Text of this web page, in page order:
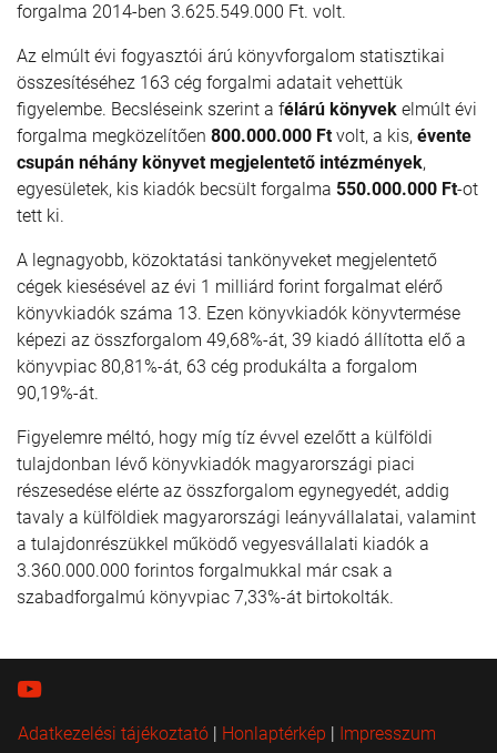
forgalma 2014-ben 3.625.549.000 Ft. volt.
Az elmúlt évi fogyasztói árú könyvforgalom statisztikai
összesítéséhez 163 cég forgalmi adatait vehet­tük
figyelembe. Becsléseink szerint a félárú könyvek elmúlt évi
forgalma megközelítően 800.000.000 Ft volt, a kis, évente
csupán néhány könyvet megjelentető intézmények,
egyesületek, kis kiadók becsült forgalma 550.000.000 Ft-ot
tett ki.
A legnagyobb, közoktatási tankönyveket megjelentető
cégek kiesésével az évi 1 milliárd forint for­gal­mat elérő
könyvkiadók száma 13. Ezen könyvkiadók könyvtermése
képezi az összforgalom 49,68%-át, 39 kiadó állította elő a
könyvpiac 80,81%-át, 63 cég produkálta a forgalom
90,19%-át.
Figyelemre méltó, hogy míg tíz évvel ezelőtt a külföldi
tulajdonban lévő könyvkiadók magyarországi piaci
részesedése elérte az összforgalom egynegyedét, addig
tavaly a külföldiek magyarországi leány­vállalatai, valamint
a tulajdonrészükkel működő vegyesvállalati kiadók a
3.360.000.000 forintos forgal­mukkal már csak a
szabadforgalmú könyvpiac 7,33%-át birtokolták.
Adatkezelési tájékoztató | Honlaptérkép | Impresszum